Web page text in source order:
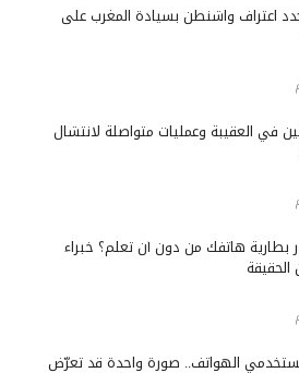
اعتراف واشنطن بسيادة المغرب على
في العقيبة وعمليات متواصلة لانتشال
هاتفك من دون أن تعلم؟ خبراء
الهواتف.. صورة واحدة قد تعرّض